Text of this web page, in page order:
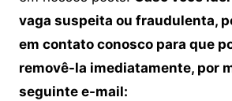
vaga suspeita ou fraudulenta,
em contato conosco para que
removê-la imediatamente, por
seguinte e-mail: